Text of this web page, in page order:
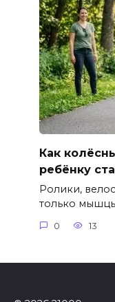
Как
ребёнку
Ролики,
только
0 13